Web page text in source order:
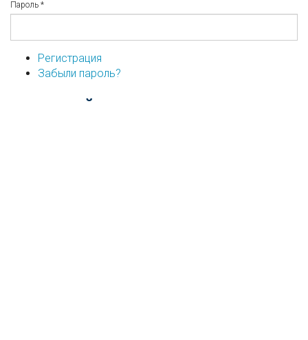
Пароль *
Регистрация
Забыли пароль?
...или войдите используя